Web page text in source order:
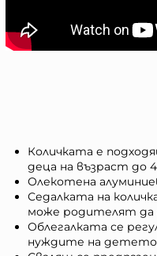
Количката е
деца на възраст до
Олекотена
Седалката на
може родителят да
Облегалката се
нуждите на